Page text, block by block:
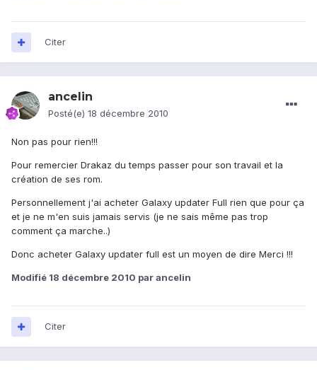
Citer
ancelin
Posté(e) 18 décembre 2010
Non pas pour rien!!!
Pour remercier Drakaz du temps passer pour son travail et la
création de ses rom.
Personnellement j'ai acheter Galaxy updater Full rien que pour ça
et je ne m'en suis jamais servis (je ne sais même pas trop
comment ça marche..)
Donc acheter Galaxy updater full est un moyen de dire Merci !!!
Modifié 18 décembre 2010 par ancelin
Citer